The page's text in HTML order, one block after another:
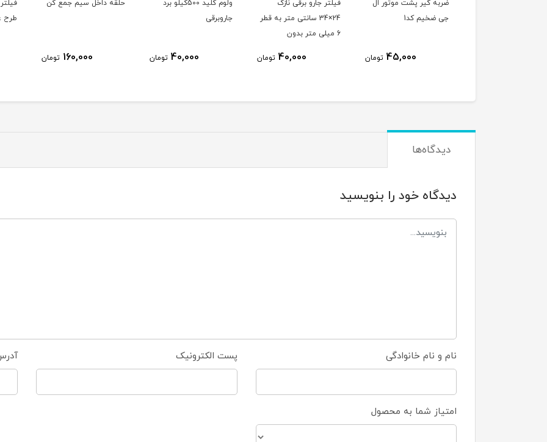
ضربه گیر پشت موتور ال
جی ضخیم کد1
45,000 تومان
فیلتر جارو برقی نازک
24×34 سانتی متر به قطر
6 میلی متر بدون
40,000 تومان
ولوم کلید 500کیلو برد
جاروبرقی
40,000 تومان
حلقه داخل سیم جمع کن
160,000 تومان
طرح
دیدگاه‌ها
دیدگاه خود را بنویسید
نام و نام خانوادگی پست الکترونیک
امتیاز شما به محصول